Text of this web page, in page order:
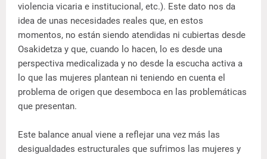
violencia vicaria e institucional, etc.). Este dato nos da
idea de unas necesidades reales que, en estos
momentos, no están siendo atendidas ni cubiertas desde
Osakidetza y que, cuando lo hacen, lo es desde una
perspectiva medicalizada y no desde la escucha activa a
lo que las mujeres plantean ni teniendo en cuenta el
problema de origen que desemboca en las problemáticas
que presentan.
Este balance anual viene a reflejar una vez más las
desigualdades estructurales que sufrimos las mujeres y